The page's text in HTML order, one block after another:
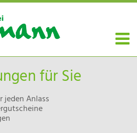
für Sie
jeden Anlass